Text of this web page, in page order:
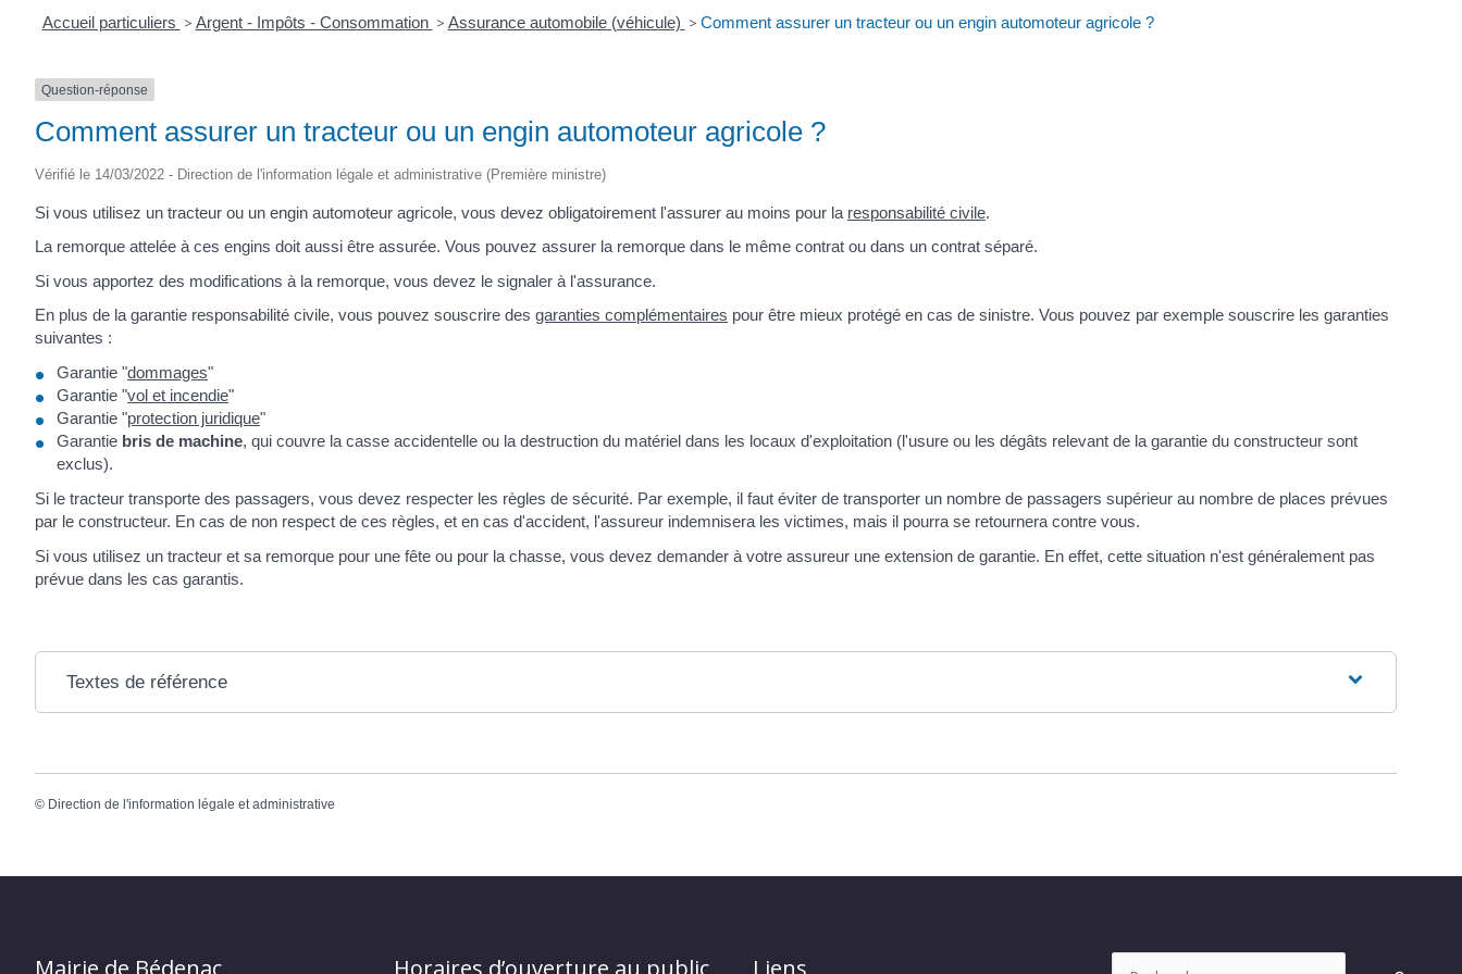
Accueil particuliers > Argent - Impôts - Consommation > Assurance automobile (véhicule) > Comment assurer un tracteur ou un engin automoteur agricole ?
Question-réponse
Comment assurer un tracteur ou un engin automoteur agricole ?
Vérifié le 14/03/2022 - Direction de l'information légale et administrative (Première ministre)
Si vous utilisez un tracteur ou un engin automoteur agricole, vous devez obligatoirement l'assurer au moins pour la responsabilité civile.
La remorque attelée à ces engins doit aussi être assurée. Vous pouvez assurer la remorque dans le même contrat ou dans un contrat séparé.
Si vous apportez des modifications à la remorque, vous devez le signaler à l'assurance.
En plus de la garantie responsabilité civile, vous pouvez souscrire des garanties complémentaires pour être mieux protégé en cas de sinistre. Vous pouvez par exemple souscrire les garanties
suivantes :
Garantie "dommages"
Garantie "vol et incendie"
Garantie "protection juridique"
Garantie bris de machine, qui couvre la casse accidentelle ou la destruction du matériel dans les locaux d'exploitation (l'usure ou les dégâts relevant de la garantie du constructeur sont
exclus).
Si le tracteur transporte des passagers, vous devez respecter les règles de sécurité. Par exemple, il faut éviter de transporter un nombre de passagers supérieur au nombre de places prévues
par le constructeur. En cas de non respect de ces règles, et en cas d'accident, l'assureur indemnisera les victimes, mais il pourra se retournera contre vous.
Si vous utilisez un tracteur et sa remorque pour une fête ou pour la chasse, vous devez demander à votre assureur une extension de garantie. En effet, cette situation n'est généralement pas
prévue dans les cas garantis.
Textes de référence
© Direction de l'information légale et administrative